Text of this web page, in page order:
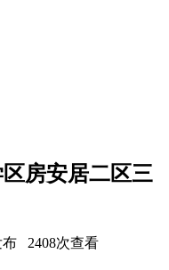
房安居二区三
布 2408次查看